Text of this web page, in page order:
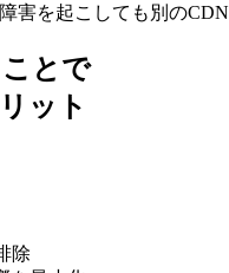
害を起こしても別の
とで
ット
除